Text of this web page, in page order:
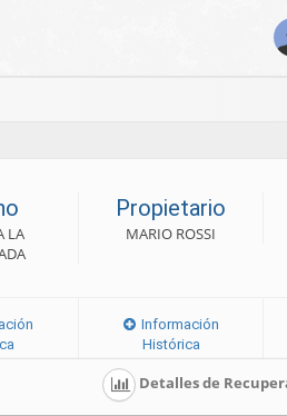
LA
Propietario
MARIO ROSSI
Información
Histórica
Detalles de